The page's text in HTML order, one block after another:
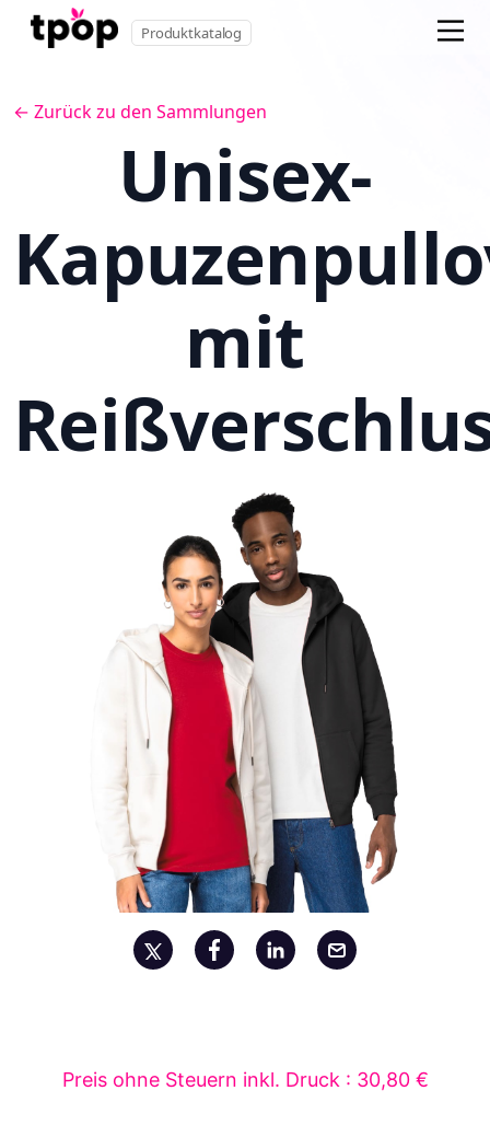
Produktkatalog
← Zurück zu den Sammlungen
Unisex-
mit
Preis ohne Steuern inkl. Druck : 30,80 €